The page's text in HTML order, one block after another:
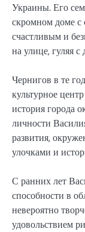
Украины. Его
скромном доме с
счастливым и
на улице, гуляя
Чернигов в те
культурное
история города
личности
развития,
улочками и
С ранних лет
способности в
невероятно
удовольствием